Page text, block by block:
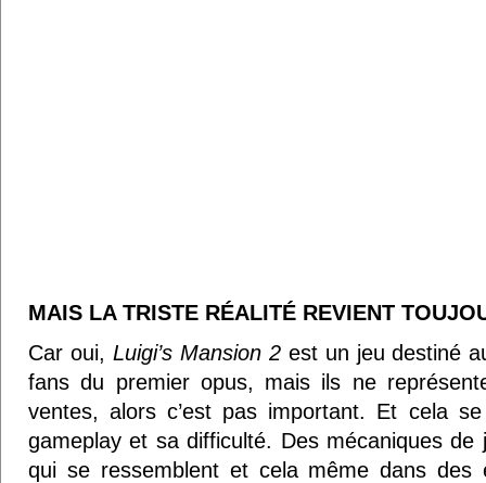
MAIS LA TRISTE RÉALITÉ REVIENT
Car oui, Luigi’s Mansion 2est un jeu destiné
fans du premier opus, mais ils ne
ventes, alors c’est pas important. Et cela
gameplay et sa difficulté. Des mécaniques de
qui se ressemblent et cela même dans des